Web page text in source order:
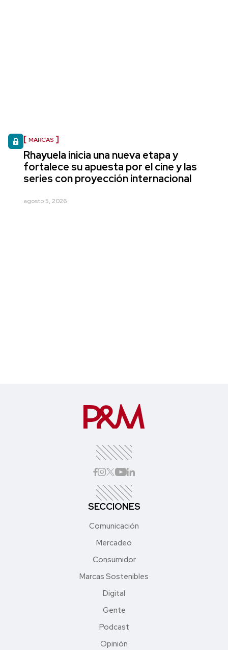
MARCAS
Rhayuela inicia una nueva etapa y
fortalece su apuesta por el cine y las
series con proyección internacional
agosto 5, 2026
SECCIONES
Comunicación
Mercadeo
Consumidor
Marcas Sostenibles
Digital
Gente
Podcast
Opinión